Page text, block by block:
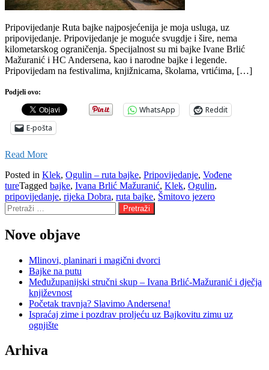
Pripovijedanje Ruta bajke najposjećenija je moja usluga, uz
pripovijedanje. Pripovijedanje je moguće svugdje i šire, nema
kilometarskog ograničenja. Specijalnost su mi bajke Ivane Brlić
Mažuranić i HC Andersena, kao i narodne bajke i legende.
Pripovijedam na festivalima, knjižnicama, školama, vrtićima, […]
Podjeli ovo:
WhatsApp
Reddit
E-pošta
Read More
Posted in Klek, Ogulin – ruta bajke, Pripovijedanje, Vođene
tureTagged bajke, Ivana Brlić Mažuranić, Klek, Ogulin,
pripovijedanje, rijeka Dobra, ruta bajke, Šmitovo jezero
Pretraži:
Nove objave
Mlinovi, planinari i magični dvorci
Bajke na putu
Međužupanijski stručni skup – Ivana Brlić-Mažuranić i dječja
književnost
Početak travnja? Slavimo Andersena!
Ispraćaj zime i pozdrav proljeću uz Bajkovitu zimu uz
ognjište
Arhiva